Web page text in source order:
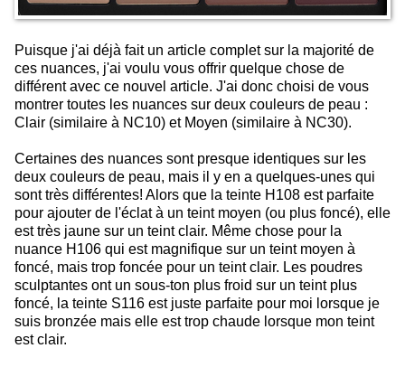
Puisque j'ai déjà fait un article complet sur la majorité de
ces nuances, j'ai voulu vous offrir quelque chose de
différent avec ce nouvel article. J'ai donc choisi de vous
montrer toutes les nuances sur deux couleurs de peau :
Clair (similaire à NC10) et Moyen (similaire à NC30).
Certaines des nuances sont presque identiques sur les
deux couleurs de peau, mais il y en a quelques-unes qui
sont très différentes! Alors que la teinte H108 est parfaite
pour ajouter de l'éclat à un teint moyen (ou plus foncé), elle
est très jaune sur un teint clair. Même chose pour la
nuance H106 qui est magnifique sur un teint moyen à
foncé, mais trop foncée pour un teint clair. Les poudres
sculptantes ont un sous-ton plus froid sur un teint plus
foncé, la teinte S116 est juste parfaite pour moi lorsque je
suis bronzée mais elle est trop chaude lorsque mon teint
est clair.